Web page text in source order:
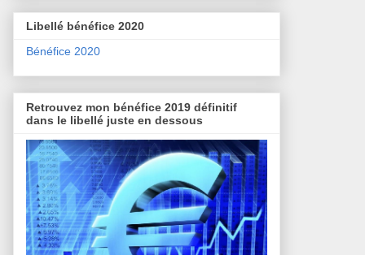
Libellé bénéfice 2020
Bénéfice 2020
Retrouvez mon bénéfice 2019 définitif
dans le libellé juste en dessous